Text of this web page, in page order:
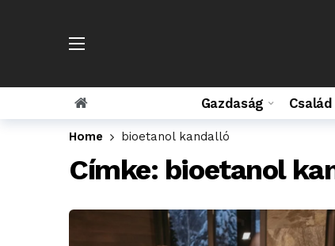
Gazdaság Család
Home bioetanol kandalló
Címke: bioetanol